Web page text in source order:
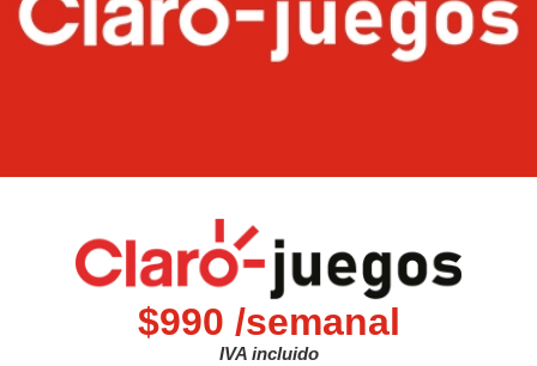
$990 /semanal
IVA incluido